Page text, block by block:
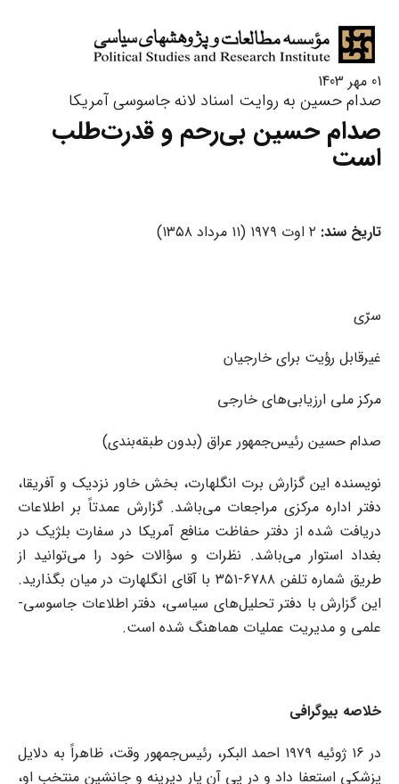
01 مهر 1403
صدام حسین به روایت اسناد لانه جاسوسی آمریکا
صدام حسین بی‌رحم و قدرت‌طلب
است
تاریخ سند:
سرّی
غیرقابل رؤیت برای خارجیان
مرکز ملی ارزیابی‌های خارجی
صدام حسین رئیس‌جمهور عراق (بدون طبقه‌بندی)
نویسنده این گزارش برت انگلهارت، بخش خاور نزدیک و آفریقا،
دفتر اداره مرکزی مراجعات می‌باشد. گزارش عمدتاً بر اطلاعات
دریافت شده از دفتر حفاظت منافع آمریکا در سفارت بلژیک در
بغداد استوار می‌باشد. نظرات و سؤالات خود را می‌توانید از
طریق شماره تلفن ۶۷۸۸-۳۵۱ با آقای انگلهارت در میان بگذارید.
این گزارش با دفتر تحلیل‌های سیاسی، دفتر اطلاعات جاسوسی-
علمی و مدیریت عملیات هماهنگ شده است.
خلاصه بیوگرافی
در ۱۶ ژوئیه ۱۹۷۹ احمد البکر، رئیس‌جمهور وقت، ظاهراً به دلایل
پزشکی استعفا داد و در پی آن یار دیرینه و جانشین منتخب او،